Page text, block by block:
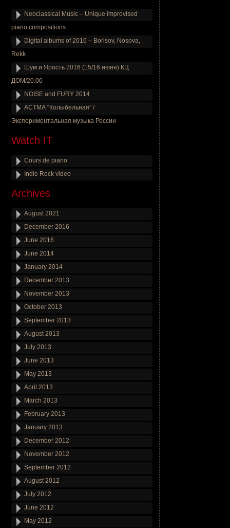
Neoclassical Music – Unique improvised
piano compositions
Digital albums of 2016 – Borisov, Nosova,
Rekk
Шум и Ярость 2016 (15/16 июня) КЦ
ДОМ/20.00
NOISE and FURY 2014
АСТМА “Колыбельная” /
Экспериментальная музыка России
Watch IT
Cours de piano
Indie Rock video
Archives
August 2021
December 2016
June 2016
June 2014
January 2014
December 2013
November 2013
October 2013
September 2013
August 2013
July 2013
June 2013
May 2013
April 2013
March 2013
February 2013
January 2013
December 2012
November 2012
September 2012
August 2012
July 2012
June 2012
May 2012